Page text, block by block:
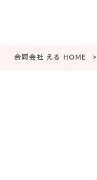
合同会社 える HOME >